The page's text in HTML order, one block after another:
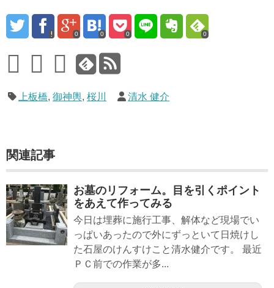
0 0 0 0
上板橋, 御神輿, 桜川 清水 健介
関連記事
お墓のリフォーム。目を引くポイント
をあえて作ってみる
今日は埋葬に施行工事、解体など現場でい
っぱいあったので外にずっといて日焼けし
た石屋のけんすけこと清水健介です。 最近
ＰＣ前での作業が多...